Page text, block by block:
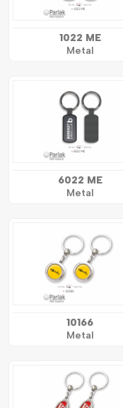
1022 ME
Metal
6022 ME
Metal
10166
Metal